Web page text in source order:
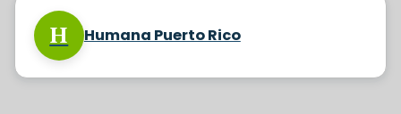
H Humana Puerto Rico